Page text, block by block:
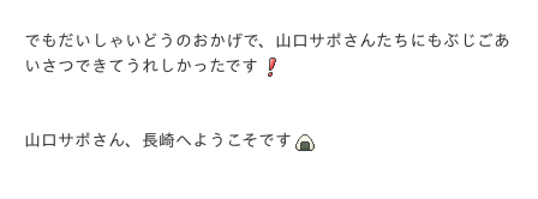
でもだいしゃいどうのおかげで、山口サポさんたちにもぶじごあ
いさつできてうれしかったです
山口サポさん、長崎へようこそです